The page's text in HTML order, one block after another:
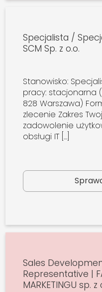
Specjalista /
SCM Sp. z o.o.
Stanowisko:
pracy: stacjonarna
828 Warszawa)
zlecenie Zakres
zadowolenie
obsługi IT […]
Sales
Representative |
MARKETINGU sp. z